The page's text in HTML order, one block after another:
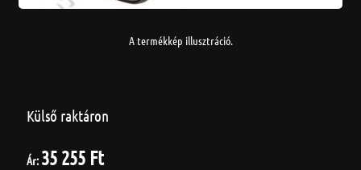
A termékkép illusztráció.
Külső raktáron
Ár: 35 255 Ft